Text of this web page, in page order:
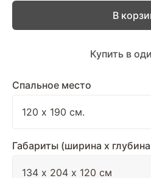
Спальное место
Габариты (ширина х
В
Купить в